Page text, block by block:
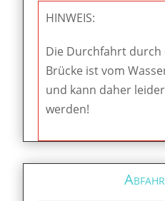
HINWEIS:
Die Durchfahrt durch
Brücke ist vom
und kann daher
werden!